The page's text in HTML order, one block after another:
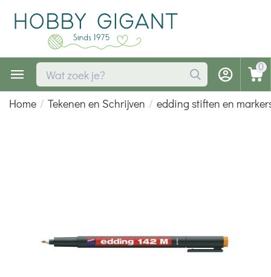
0
Home / Tekenen en Schrijven / edding stiften en